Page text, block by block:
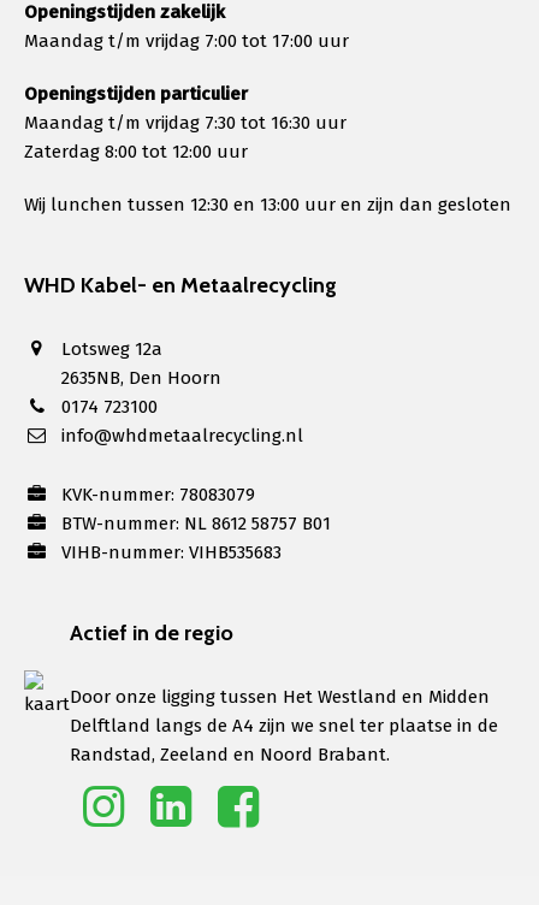
Openingstijden zakelijk
Maandag t/m vrijdag 7:00 tot 17:00 uur
Openingstijden particulier
Maandag t/m vrijdag 7:30 tot 16:30 uur
Zaterdag 8:00 tot 12:00 uur
Wij lunchen tussen 12:30 en 13:00 uur en zijn dan gesloten
WHD Kabel- en Metaalrecycling
Lotsweg 12a
2635NB, Den Hoorn
0174 723100
info@whdmetaalrecycling.nl
KVK-nummer: 78083079
BTW-nummer: NL 8612 58757 B01
VIHB-nummer: VIHB535683
Actief in de regio
Door onze ligging tussen Het Westland en Midden
Delftland langs de A4 zijn we snel ter plaatse in de
Randstad, Zeeland en Noord Brabant.